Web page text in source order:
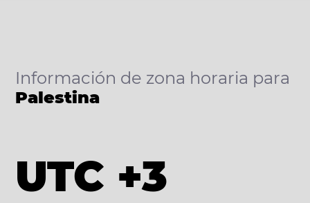
Información de zona horaria para
Palestina
UTC +3